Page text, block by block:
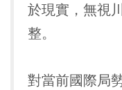
於現實，無視
整。
對當前國際局